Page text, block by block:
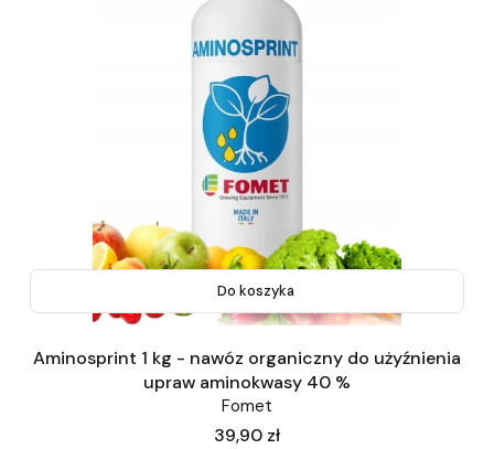
Do koszyka
Aminosprint 1 kg - nawóz organiczny do użyźnienia
upraw aminokwasy 40 %
Fomet
Cena
39,90 zł